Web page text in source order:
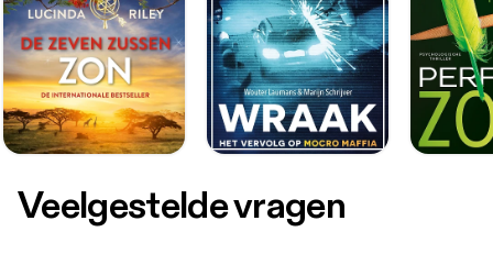
Veelgestelde vragen